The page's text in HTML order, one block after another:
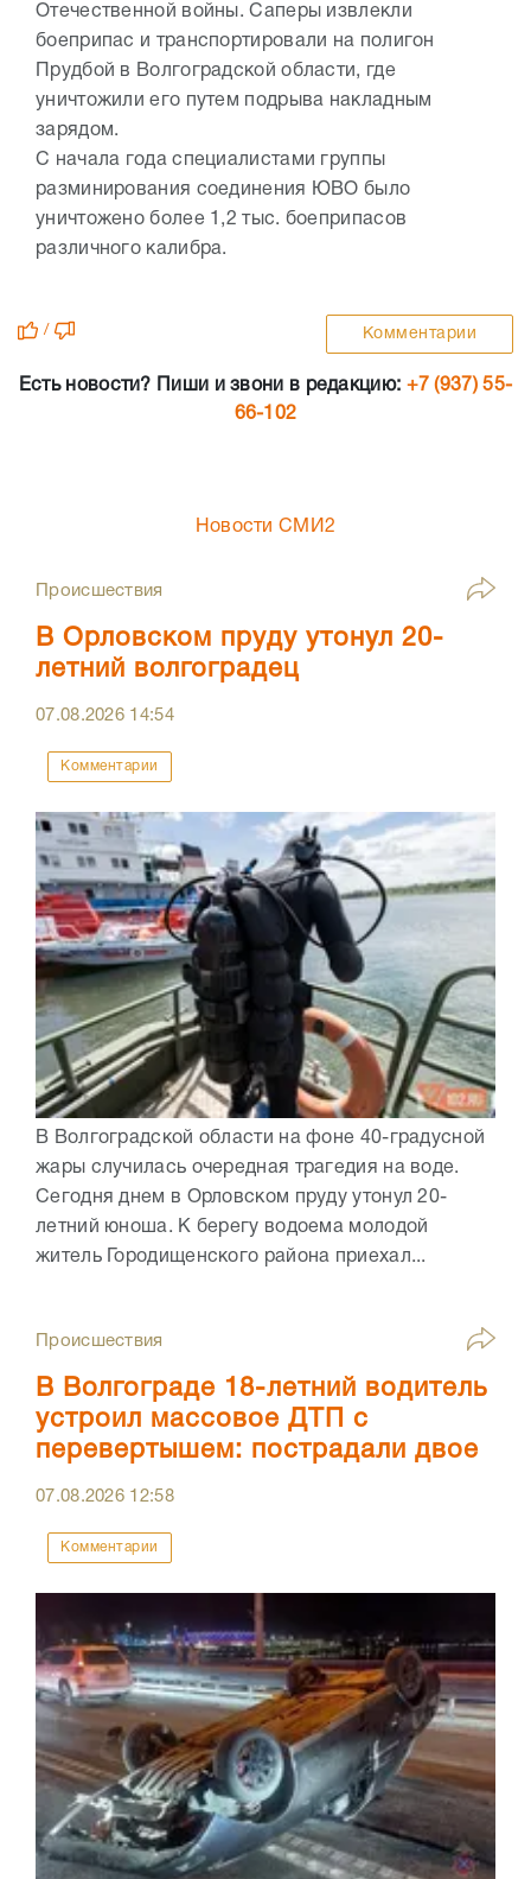
Отечественной войны. Саперы извлекли
боеприпас и транспортировали на полигон
Прудбой в Волгоградской области, где
уничтожили его путем подрыва накладным
зарядом.
С начала года специалистами группы
разминирования соединения ЮВО было
уничтожено более 1,2 тыс. боеприпасов
различного калибра.
/ Комментарии
Есть новости? Пиши и звони в редакцию: +7 (937) 55-
66-102
Новости СМИ2
Происшествия
В Орловском пруду утонул 20-
летний волгоградец
07.08.2026 14:54
Комментарии
В Волгоградской области на фоне 40-градусной
жары случилась очередная трагедия на воде.
Сегодня днем в Орловском пруду утонул 20-
летний юноша. К берегу водоема молодой
житель Городищенского района приехал...
Происшествия
В Волгограде 18-летний водитель
устроил массовое ДТП с
перевертышем: пострадали двое
07.08.2026 12:58
Комментарии